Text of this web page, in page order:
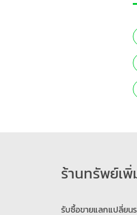
ร้านทรัพย์เ
รับซื้อขายแลกแปลี่ยน